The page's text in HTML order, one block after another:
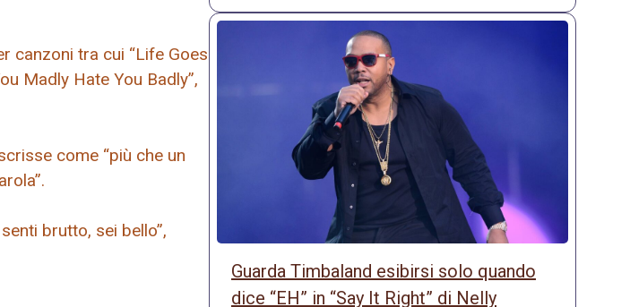
canzoni tra cui “Life Goes
Madly Hate You Badly”,
come “più che un
brutto, sei bello”,
Guarda Timbaland esibirsi solo quando
dice “EH” in “Say It Right” di Nelly